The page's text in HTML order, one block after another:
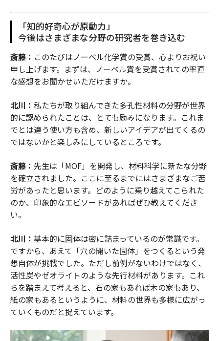
「知的好奇心が原動力」
今後はさまざまな分野の研究者を巻き込む
斎藤： このたびはノーベル化学賞の受賞、心よりお祝い
申し上げます。まずは、ノーベル賞を受賞されての率直
な感想をお聞かせいただけますか。
北川： 私たちが取り組んできた多孔性材料の分野が世界
的に認められたことは、とても励みになります。これま
でとは違う使い方も含め、新しいアイデアが出てくるの
ではないかと楽しみにしているところです。
斎藤： 先生は「MOF」を開発し、材料科学に新たな分野
を確立されました。ここに至るまでにはさまざまなご苦
労があったと思います。どのように乗り越えてこられた
のか、印象的なエピソードがあればぜひ教えてくださ
い。
北川： 基本的に固体は密に詰まっているのが常識です。
ですから、あえて「穴の開いた固体」をつくるという発
想自体が挑戦でした。ただし前例がないわけではなく、
活性炭やゼオライトのような先行材料があります。これ
らを踏まえて考えると、石の家もあれば木の家もあり、
紙の家もあるというように、材料の世界も多様に広がっ
ていくものだと捉えています。